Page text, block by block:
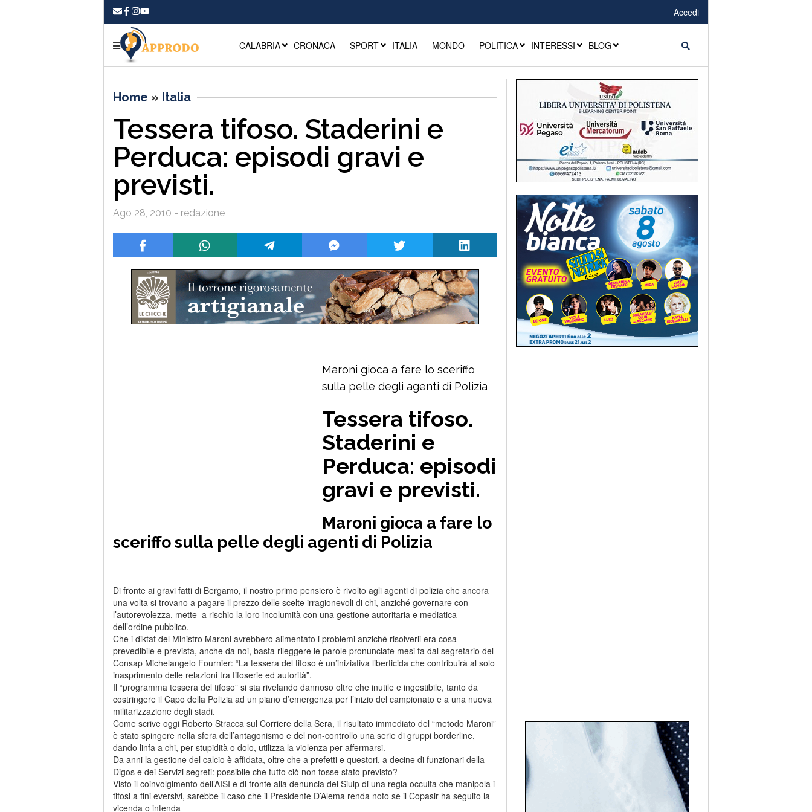
Accedi
CALABRIA CRONACA SPORT ITALIA MONDO POLITICA INTERESSI BLOG
Home » Italia
Tessera tifoso. Staderini e
Perduca: episodi gravi e
previsti.
Ago 28, 2010 - redazione
Maroni gioca a fare lo sceriffo
sulla pelle degli agenti di Polizia
Tessera tifoso.
Staderini e
Perduca: episodi
gravi e previsti.
Maroni gioca a fare lo
sceriffo sulla pelle degli agenti di Polizia
Di fronte ai gravi fatti di Bergamo, il nostro primo pensiero è rivolto agli agenti di polizia che ancora
una volta si trovano a pagare il prezzo delle scelte irragionevoli di chi, anziché governare con
l’autorevolezza, mette a rischio la loro incolumità con una gestione autoritaria e mediatica
dell’ordine pubblico.
Che i diktat del Ministro Maroni avrebbero alimentato i problemi anziché risolverli era cosa
prevedibile e prevista, anche da noi, basta rileggere le parole pronunciate mesi fa dal segretario del
Consap Michelangelo Fournier: “La tessera del tifoso è un’iniziativa liberticida che contribuirà al solo
inasprimento delle relazioni tra tifoserie ed autorità”.
Il “programma tessera del tifoso” si sta rivelando dannoso oltre che inutile e ingestibile, tanto da
costringere il Capo della Polizia ad un piano d’emergenza per l’inizio del campionato e a una nuova
militarizzazione degli stadi.
Come scrive oggi Roberto Stracca sul Corriere della Sera, il risultato immediato del “metodo Maroni”
è stato spingere nella sfera dell’antagonismo e del non-controllo una serie di gruppi borderline,
dando linfa a chi, per stupidità o dolo, utilizza la violenza per affermarsi.
Da anni la gestione del calcio è affidata, oltre che a prefetti e questori, a decine di funzionari della
Digos e dei Servizi segreti: possibile che tutto ciò non fosse stato previsto?
Visto il coinvolgimento dell’AISI e di fronte alla denuncia del Siulp di una regia occulta che manipola i
tifosi a fini eversivi, sarebbe il caso che il Presidente D’Alema renda noto se il Copasir ha seguito la
vicenda o intenda